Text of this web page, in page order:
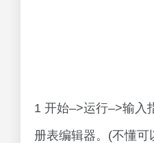
1 开始–>运行–>输入
册表编辑器。(不懂可